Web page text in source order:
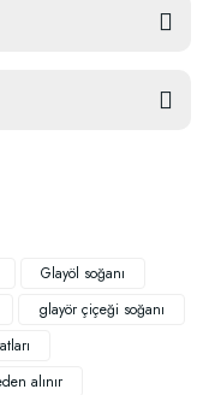
Glayöl soğanı
glayör çiçeği soğanı
alınır